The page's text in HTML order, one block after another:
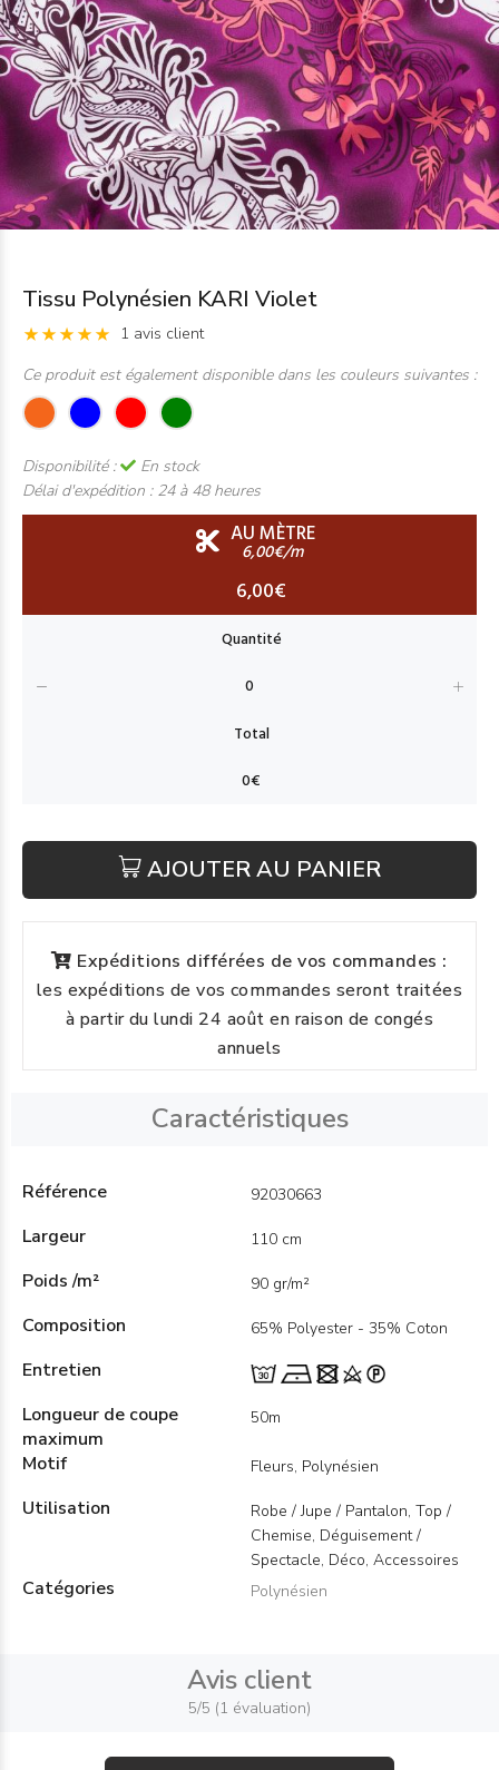
Tissu Polynésien KARI Violet
1 avis client
Ce produit est également disponible dans les couleurs suivantes :
Disponibilité :
En stock
Délai d'expédition : 24 à 48 heures
AU MÈTRE
6,00€/m
6,00€
AJOUTER AU PANIER
Expéditions différées de vos commandes :
les expéditions de vos commandes seront traitées
à partir du lundi 24 août en raison de congés
annuels
Caractéristiques
Référence 92030663
Largeur 110 cm
Poids /m² 90 gr/m²
Composition 65% Polyester - 35% Coton
Entretien
Longueur de coupe
maximum
50m
Motif Fleurs, Polynésien
Utilisation
Robe / Jupe / Pantalon, Top /
Chemise, Déguisement /
Spectacle, Déco, Accessoires
Catégories Polynésien
Avis client
5/5 (1 évaluation)